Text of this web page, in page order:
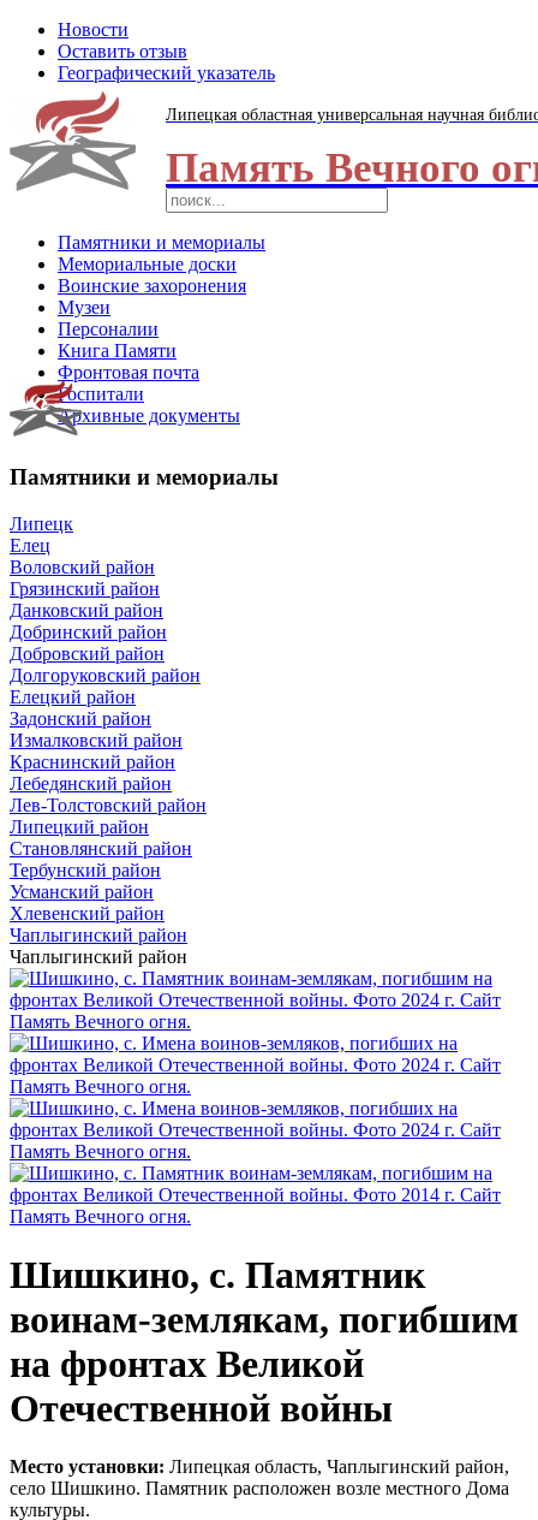
Новости
Оставить отзыв
Географический указатель
Липецкая областная универсальная научная
Память Вечного
Памятники и мемориалы
Мемориальные доски
Воинские захоронения
Музеи
Персоналии
Книга Памяти
Фронтовая почта
Госпитали
Архивные документы
Памятники и мемориалы
Липецк
Елец
Воловский район
Грязинский район
Данковский район
Добринский район
Добровский район
Долгоруковский район
Елецкий район
Задонский район
Измалковский район
Краснинский район
Лебедянский район
Лев-Толстовский район
Липецкий район
Становлянский район
Тербунский район
Усманский район
Хлевенский район
Чаплыгинский район
Чаплыгинский район
Шишкино, с. Памятник
воинам-землякам, погибшим
на фронтах Великой
Отечественной войны
Место установки: Липецкая область, Чаплыгинский район,
село Шишкино. Памятник расположен возле местного Дома
культуры.